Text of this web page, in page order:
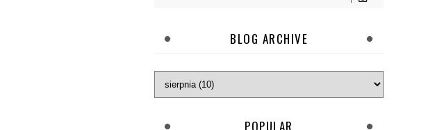
BLOG ARCHIVE
POPULAR